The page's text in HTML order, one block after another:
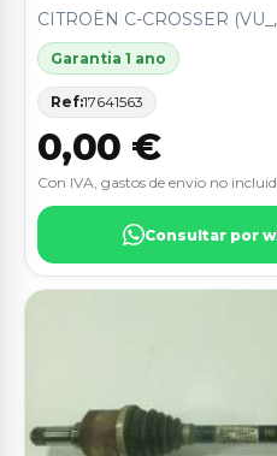
CITROËN C-CROSSER
Garantia 1 ano
Ref:17641563
0,00 €
Con IVA, gastos de envio no
Consultar por